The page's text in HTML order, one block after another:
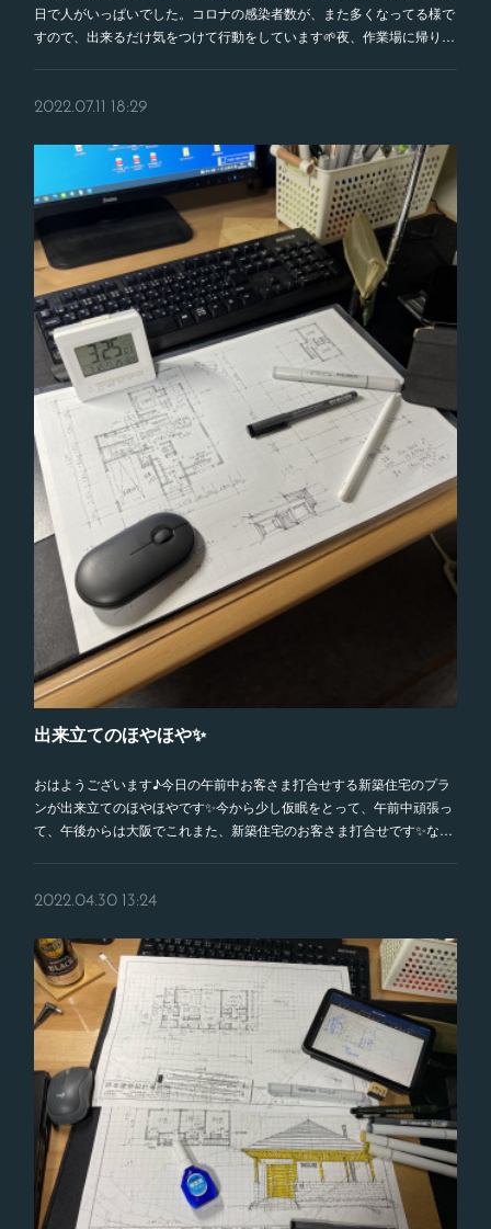
日で人がいっぱいでした。コロナの感染者数が、また多くなってる様で
すので、出来るだけ気をつけて行動をしています🌱夜、作業場に帰り…
2022.07.11 18:29
出来立てのほやほや✨
おはようございます♪今日の午前中お客さま打合せする新築住宅のプラ
ンが出来立てのほやほやです✨今から少し仮眠をとって、午前中頑張っ
て、午後からは大阪でこれまた、新築住宅のお客さま打合せです✨な…
2022.04.30 13:24